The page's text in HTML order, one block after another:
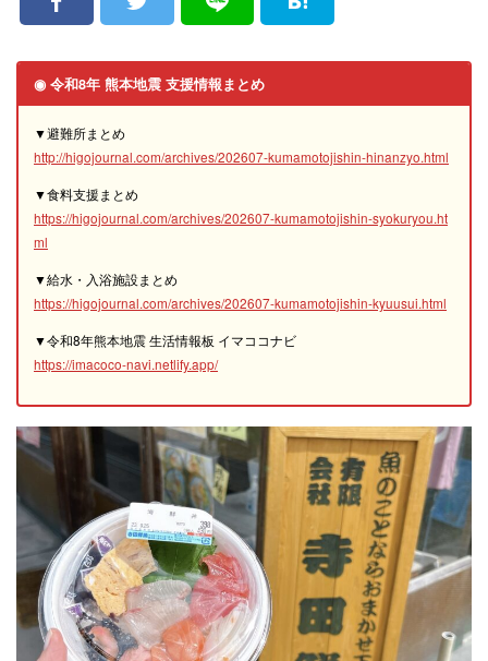
◉ 令和8年 熊本地震 支援情報まとめ
▼避難所まとめ
http://higojournal.com/archives/202607-kumamotojishin-hinanzyo.html
▼食料支援まとめ
https://higojournal.com/archives/202607-kumamotojishin-syokuryou.ht
ml
▼給水・入浴施設まとめ
https://higojournal.com/archives/202607-kumamotojishin-kyuusui.html
▼令和8年熊本地震 生活情報板 イマココナビ
https://imacoco-navi.netlify.app/